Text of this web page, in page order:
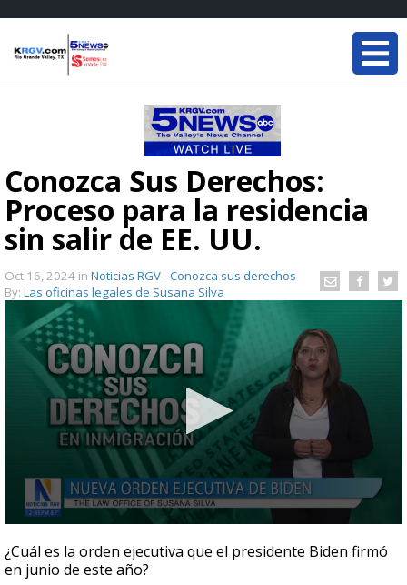
Conozca Sus Derechos:
Proceso para la residencia
sin salir de EE. UU.
Oct 16, 2024 in Noticias RGV - Conozca sus derechos
By: Las oficinas legales de Susana Silva
seconds
of
1
¿Cuál es la orden ejecutiva que el presidente Biden firmó
en junio de este año?